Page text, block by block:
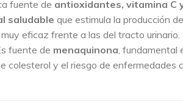
fuente de antioxidantes, vitamina C
saludable que estimula la producción
eficaz frente a las del tracto
fuente de menaquinona ,
colesterol y el riesgo de enfermedades